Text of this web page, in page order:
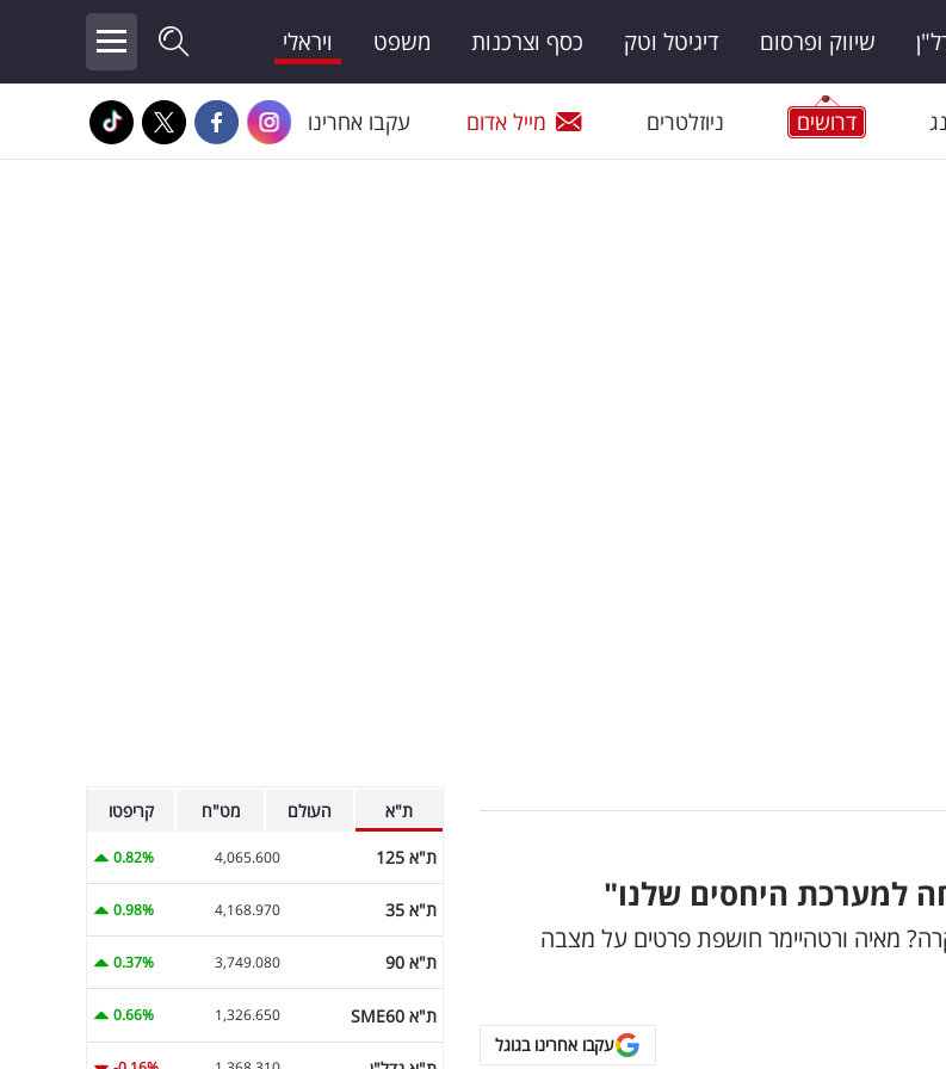
שיווק ופרסום דיגיטל וטק כסף וצרכנות משפט ויראלי
דרושים ניוזלטרים מייל אדום עקבו אחרינו
למערכת היחסים שלנו"
מאיה ורטהיימר חושפת פרטים על מצבה
עקבו אחרינו בגוגל
ת"א העולם מט"ח קריפטו
ת"א 125 4,065.600
0.82%
ת"א 35 4,168.970
0.98%
ת"א 90 3,749.080
0.37%
ת"א SME60 1,326.650
0.66%